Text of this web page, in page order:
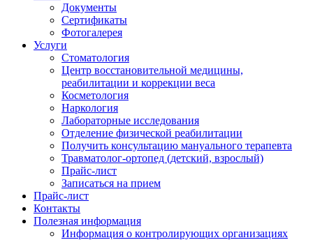
Документы
Сертификаты
Фотогалерея
Услуги
Стоматология
Центр восстановительной медицины,
реабилитации и коррекции веса
Косметология
Наркология
Лабораторные исследования
Отделение физической реабилитации
Получить консультацию мануального терапевта
Травматолог-ортопед (детский, взрослый)
Прайс-лист
Записаться на прием
Прайс-лист
Контакты
Полезная информация
Информация о контролирующих организациях